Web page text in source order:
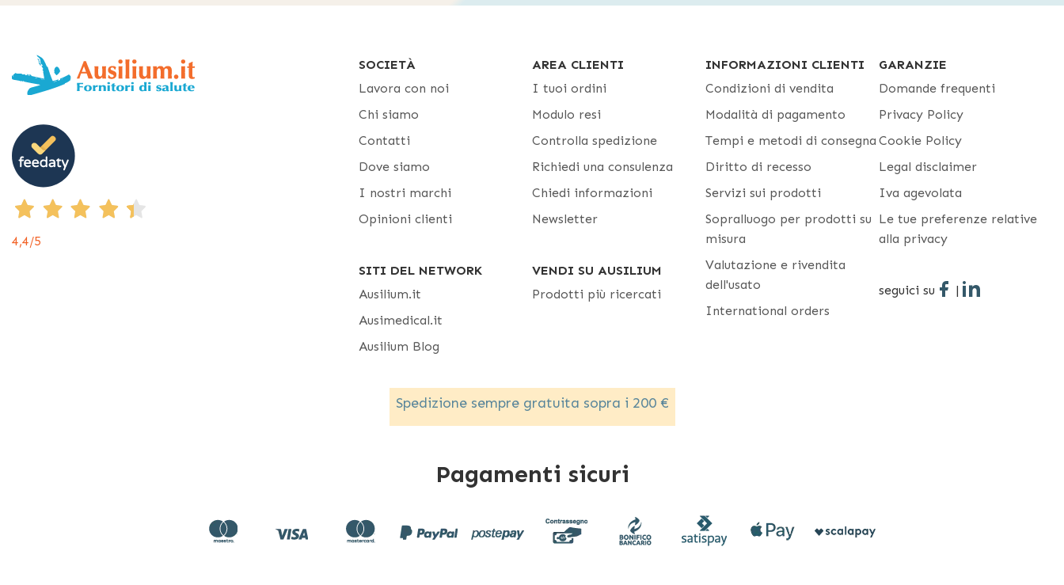
4,4/5
SOCIETÀ
Lavora con noi
Chi siamo
Contatti
Dove siamo
I nostri marchi
Opinioni clienti
SITI DEL NETWORK
Ausilium.it
Ausimedical.it
Ausilium Blog
AREA CLIENTI
I tuoi ordini
Modulo resi
Controlla spedizione
Richiedi una consulenza
Chiedi informazioni
Newsletter
VENDI SU AUSILIUM
Prodotti più ricercati
INFORMAZIONI CLIENTI
Condizioni di vendita
Modalità di pagamento
Tempi e metodi di consegna
Diritto di recesso
Servizi sui prodotti
Sopralluogo per prodotti su
misura
Valutazione e rivendita
dell'usato
International orders
GARANZIE
Domande frequenti
Privacy Policy
Cookie Policy
Legal disclaimer
Iva agevolata
Le tue preferenze relative
alla privacy
seguici su |
Spedizione sempre gratuita sopra i 200 €
Pagamenti sicuri